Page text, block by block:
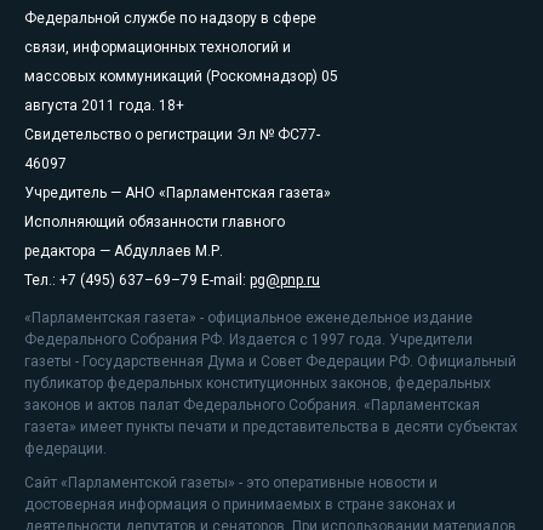
Федеральной службе по надзору в сфере
связи, информационных технологий и
массовых коммуникаций (Роскомнадзор) 05
августа 2011 года. 18+
Свидетельство о регистрации Эл № ФС77-
46097
Учредитель — АНО «Парламентская газета»
Исполняющий обязанности главного
редактора — Абдуллаев М.Р.
Тел.: +7 (495) 637–69–79 E-mail: pg@pnp.ru
«Парламентская газета» - официальное еженедельное издание
Федерального Собрания РФ. Издается с 1997 года. Учредители
газеты - Государственная Дума и Совет Федерации РФ. Официальный
публикатор федеральных конституционных законов, федеральных
законов и актов палат Федерального Собрания. «Парламентская
газета» имеет пункты печати и представительства в десяти субъектах
федерации.
Сайт «Парламентской газеты» - это оперативные новости и
достоверная информация о принимаемых в стране законах и